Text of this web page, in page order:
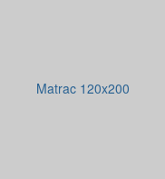
Matrac 120x200